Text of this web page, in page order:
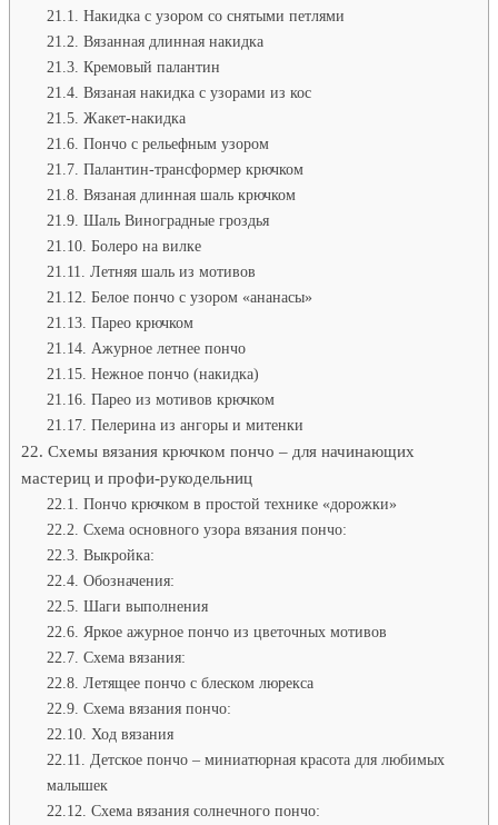
Накидка с узором со снятыми петлями
Вязанная длинная накидка
Кремовый палантин
Вязаная накидка с узорами из кос
Жакет-накидка
Пончо с рельефным узором
Палантин-трансформер крючком
Вязаная длинная шаль крючком
Шаль Виноградные гроздья
Болеро на вилке
Летняя шаль из мотивов
Белое пончо с узором «ананасы»
Парео крючком
Ажурное летнее пончо
Нежное пончо (накидка)
Парео из мотивов крючком
Пелерина из ангоры и митенки
Схемы вязания крючком пончо – для начинающих
мастериц и профи-рукодельниц
Пончо крючком в простой технике «дорожки»
Схема основного узора вязания пончо:
Выкройка:
Обозначения:
Шаги выполнения
Яркое ажурное пончо из цветочных мотивов
Схема вязания:
Летящее пончо с блеском люрекса
Схема вязания пончо:
Ход вязания
Детское пончо – миниатюрная красота для любимых
малышек
Схема вязания солнечного пончо: